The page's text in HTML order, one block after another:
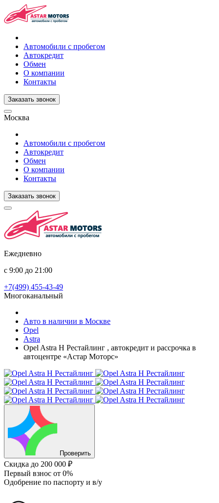
Автомобили с пробегом
Автокредит
Обмен
О компании
Контакты
Заказать звонок
Москва
Автомобили с пробегом
Автокредит
Обмен
О компании
Контакты
Заказать звонок
Ежедневно
с 9:00 до 21:00
+7(499) 455-43-49
Многоканальный
Авто в наличии в Москве
Opel
Astra
Opel Astra H Рестайлинг , автокредит и рассрочка в
автоцентре «Астар Моторс»
Проверить
Скидка до 200 000 ₽
Первый взнос от 0%
Одобрение по паспорту и в/у